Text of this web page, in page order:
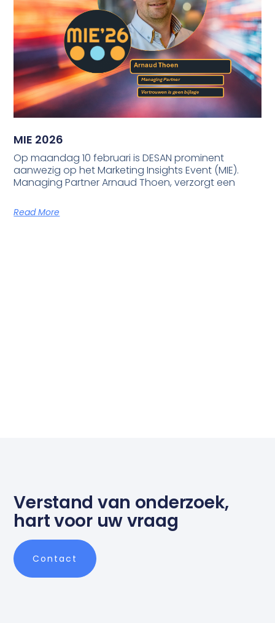
MIE 2026
Op maandag 10 februari is DESAN prominent
aanwezig op het Marketing Insights Event (MIE).
Managing Partner Arnaud Thoen, verzorgt een
Read More
Verstand van onderzoek,
hart voor uw vraag
Contact